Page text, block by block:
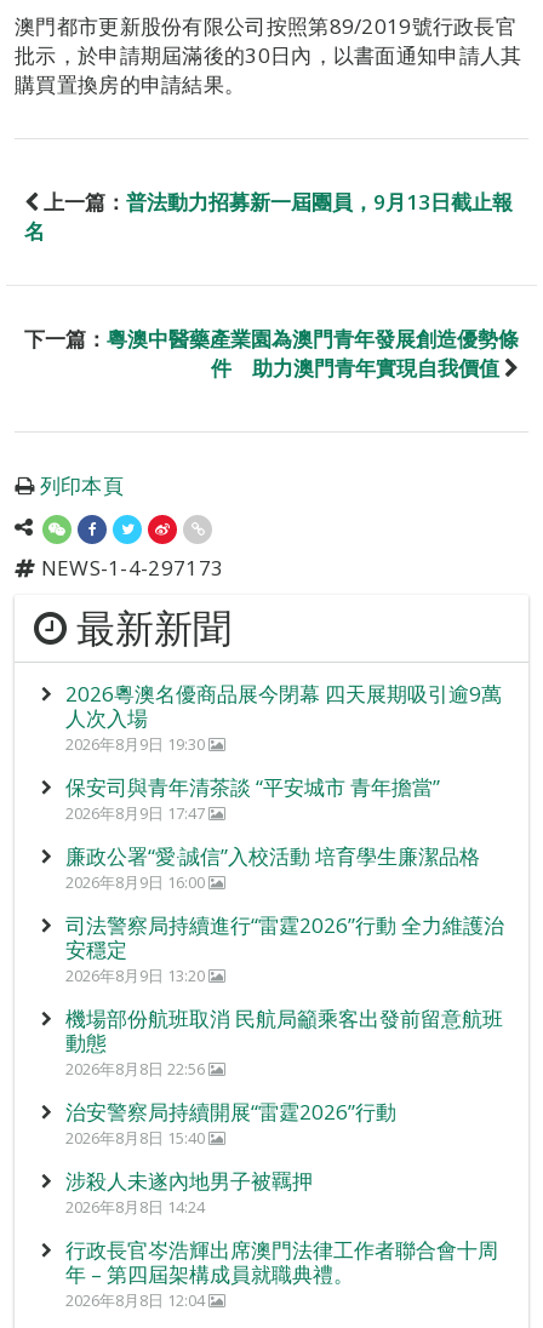
澳門都市更新股份有限公司按照第89/2019號行政長官
批示，於申請期屆滿後的30日內，以書面通知申請人其
購買置換房的申請結果。
上一篇： 普法動力招募新一屆團員，9月13日截止報
名
下一篇： 粵澳中醫藥產業園為澳門青年發展創造優勢條
件 助力澳門青年實現自我價值
列印本頁
NEWS-1-4-297173
最新新聞
2026粵澳名優商品展今閉幕 四天展期吸引逾9萬
人次入場
2026年8月9日 19:30
保安司與青年清茶談 “平安城市 青年擔當”
2026年8月9日 17:47
廉政公署“愛‧誠信”入校活動 培育學生廉潔品格
2026年8月9日 16:00
司法警察局持續進行“雷霆2026”行動 全力維護治
安穩定
2026年8月9日 13:20
機場部份航班取消 民航局籲乘客出發前留意航班
動態
2026年8月8日 22:56
治安警察局持續開展“雷霆2026”行動
2026年8月8日 15:40
涉殺人未遂內地男子被羈押
2026年8月8日 14:24
行政長官岑浩輝出席澳門法律工作者聯合會十周
年 – 第四屆架構成員就職典禮。
2026年8月8日 12:04